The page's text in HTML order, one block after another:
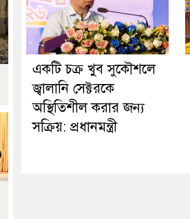
একটি চক্র খুব সুকৌশলে
জ্বালানি সেক্টরকে
অস্থিতিশীল করার জন্য
সক্রিয়: প্রধানমন্ত্রী